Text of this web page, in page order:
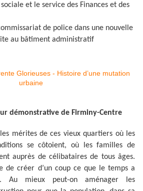
et le service des Finances et des
de police dans une nouvelle
au bâtiment administratif
démonstrative de Firminy-Centre
mérites de ces vieux quartiers où les
se côtoient, où les familles de
auprès de célibataires de tous âges.
de créer d’un coup ce que le temps a
Au mieux peut-on aménager les